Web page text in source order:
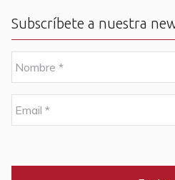
Subscríbete a nuestra
o
m
e
m
a